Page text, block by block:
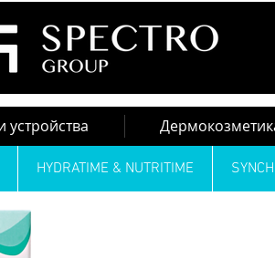
HYDRATIME & NUTRITIME